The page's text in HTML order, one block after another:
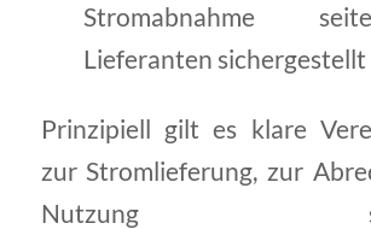
Stromabnahme
Lieferanten
Prinzipiell gilt es klare
zur Stromlieferung, zur
Nutzung